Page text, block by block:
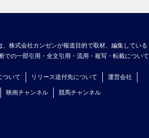
株式会社カンゼンが報道目的で取材、編集している
の一部引用・全文引用・流用・複写・転載について
ついて リリース送付先について 運営会社
映画チャンネル 競馬チャンネル